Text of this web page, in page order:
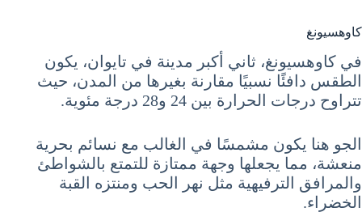
كاوهسيونغ
في كاوهسيونغ، ثاني أكبر مدينة في تايوان، يكون
الطقس دافئًا نسبيًا مقارنة بغيرها من المدن، حيث
تتراوح درجات الحرارة بين 24 و28 درجة مئوية.
الجو هنا يكون مشمسًا في الغالب مع نسائم بحرية
منعشة، مما يجعلها وجهة ممتازة للتمتع بالشواطئ
والمرافق الترفيهية مثل نهر الحب ومنتزه القبة
الخضراء.